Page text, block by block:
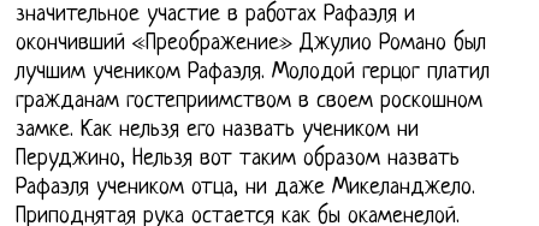
значительное участие в работах Рафаэля и
окончивший «Преображение» Джулио Романо был
лучшим учеником Рафаэля. Молодой герцог платил
гражданам гостеприимством в своем роскошном
замке. Как нельзя его назвать учеником ни
Перуджино, Нельзя вот таким образом назвать
Рафаэля учеником отца, ни даже Микеланджело.
Приподнятая рука остается как бы окаменелой.